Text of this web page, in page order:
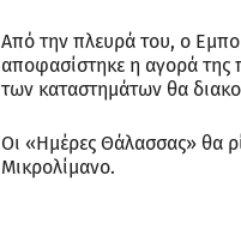
Από την πλευρά του, ο
αποφασίστηκε η αγορά της
των καταστημάτων θα
Οι «Ημέρες Θάλασσας» θα
Μικρολίμανο.